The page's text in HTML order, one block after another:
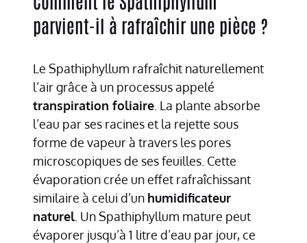
parvient-il à rafraîchir une pièce ?
Le Spathiphyllum rafraîchit naturellement
l’air grâce à un processus appelé
transpiration foliaire . La plante absorbe
l’eau par ses racines et la rejette sous
forme de vapeur à travers les pores
microscopiques de ses feuilles. Cette
évaporation crée un effet rafraîchissant
similaire à celui d’un humidificateur
naturel. Un Spathiphyllum mature peut
évaporer jusqu’à 1 litre d’eau par jour, ce